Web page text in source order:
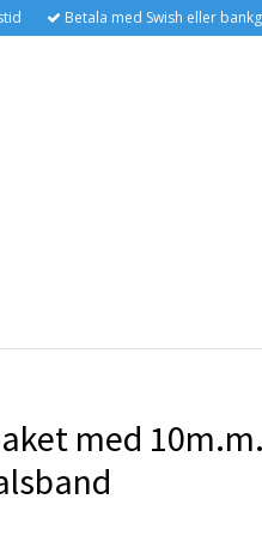
Betala med Swish eller
med